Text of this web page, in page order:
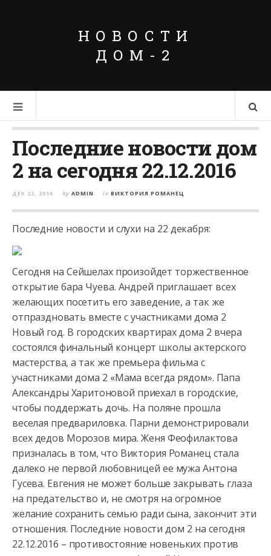
НОВОСТИ
ДОМ-2
Последние новости дом
2 на сегодня 22.12.2016
ДЕК 22, 2016 by ADMIN in ВИКТОРИЯ РОМАНЕЦ
Последние новости и слухи на 22 декабря:
Сегодня на Сейшелах произойдет торжественное
открытие бара Чуева. Андрей приглашает всех
желающих посетить его заведение, а так же
отпраздновать вместе с участниками дома 2
Новый год. В городских квартирах дома 2 вчера
состоялся финальный концерт школы актерского
мастерства, а так же премьера фильма с
участниками дома 2 «Мама всегда рядом». Папа
Александры Харитоновой приехал в городские,
чтобы поддержать дочь. На поляне прошла
веселая предвариловка. Парни демонстрировали
всех дедов Морозов мира. Женя Феофилактова
призналась в том, что Виктория Романец стала
далеко не первой любовницей ее мужа Антона
Гусева. Евгения не может больше закрывать глаза
на предательство и, не смотря на огромное
желание сохранить семью ради сына, закончит эти
отношения. Последние новости дом 2 на сегодня
22.12.2016 – противостояние новеньких против